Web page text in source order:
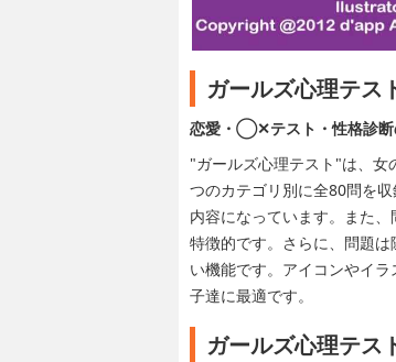
ガールズ心理テス
恋愛・◯✕テスト・性格診断
"ガールズ心理テスト"は、女
つのカテゴリ別に全80問を
内容になっています。また
特徴的です。さらに、問題
い機能です。アイコンやイ
子達に最適です。
ガールズ心理テス